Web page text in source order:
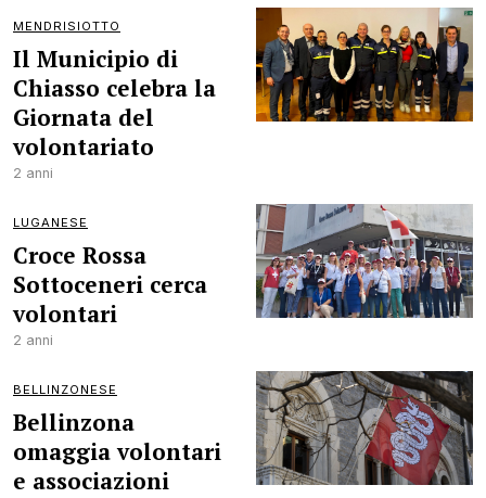
MENDRISIOTTO
Il Municipio di
Chiasso celebra la
Giornata del
volontariato
2 anni
LUGANESE
Croce Rossa
Sottoceneri cerca
volontari
2 anni
BELLINZONESE
Bellinzona
omaggia volontari
e associazioni